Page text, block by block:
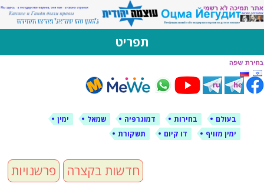
לימין עוצמה יהודית
אתר תמיכה ברוסית ובעברית
תפריט
דילוג
לתוכן
בעולם בחירות דמוגרפיה שמאל
ימין
ימין מזויף
דו קיום תשקורת
פרשנויות חדשות בקצרה